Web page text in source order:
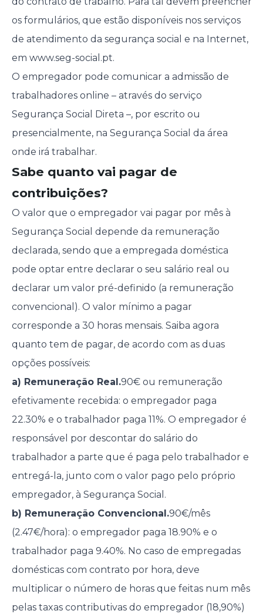
os formulários, que estão disponíveis nos serviços
de atendimento da segurança social e na Internet,
em www.seg-social.pt.
O empregador pode comunicar a admissão de
trabalhadores online – através do serviço
Segurança Social Direta –, por escrito ou
presencialmente, na Segurança Social da área
onde irá trabalhar.
Sabe quanto vai pagar de
contribuições?
O valor que o empregador vai pagar por mês à
Segurança Social depende da remuneração
declarada, sendo que a empregada doméstica
pode optar entre declarar o seu salário real ou
declarar um valor pré-definido (a remuneração
convencional). O valor mínimo a pagar
corresponde a 30 horas mensais. Saiba agora
quanto tem de pagar, de acordo com as duas
opções possíveis:
a) Remuneração Real.90€ ou remuneração
efetivamente recebida: o empregador paga
22.30% e o trabalhador paga 11%. O empregador é
responsável por descontar do salário do
trabalhador a parte que é paga pelo trabalhador e
entregá-la, junto com o valor pago pelo próprio
empregador, à Segurança Social.
b) Remuneração Convencional.90€/mês
(2.47€/hora): o empregador paga 18.90% e o
trabalhador paga 9.40%. No caso de empregadas
domésticas com contrato por hora, deve
multiplicar o número de horas que feitas num mês
pelas taxas contributivas do empregador (18,90%)